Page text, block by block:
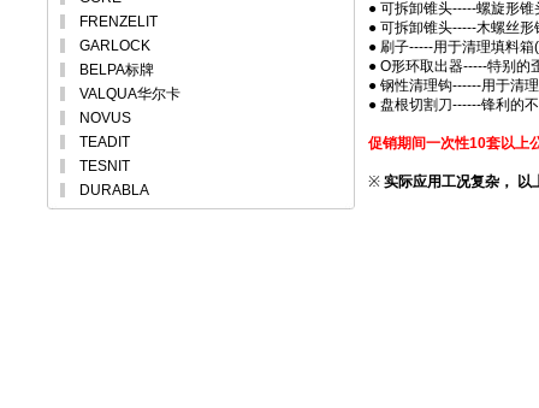
FRENZELIT
GARLOCK
BELPA标牌
VALQUA华尔卡
NOVUS
TEADIT
TESNIT
DURABLA
● 可拆卸锥头-----螺旋形
● 可拆卸锥头-----木螺丝
● 刷子-----用于清理填料箱
● O形环取出器-----特别的
● 钢性清理钩------用于清
● 盘根切割刀------锋利的
促销期间一次性10套以上
※实际应用工况复杂， 以